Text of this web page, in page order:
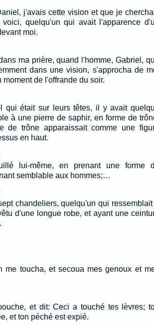
j'avais cette vision et que je
quelqu'un qui avait l'apparence
moi.
ma prière, quand l'homme, Gabriel,
dans une vision, s'approcha de
de l'offrande du soir.
qui était sur leurs têtes, il y avait
à une pierre de saphir, en forme de
de trône apparaissait comme une
en haut.
lui-même, en prenant une forme
semblable aux hommes;…
chandeliers, quelqu'un qui ressemblait
d'une longue robe, et ayant une
me toucha, et secoua mes genoux et
et dit: Ceci a touché tes lèvres;
et ton péché est expié.